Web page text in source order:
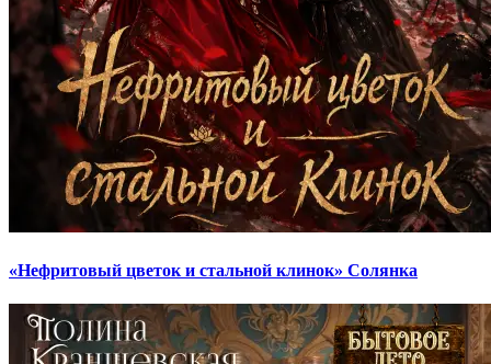
«Нефритовый цветок и стальной клинок» Солянка